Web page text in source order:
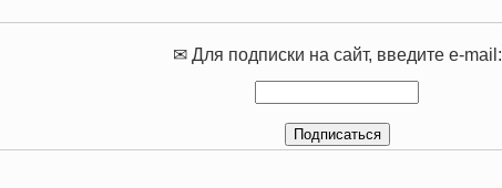
✉ Для подписки на сайт, введите e-mail: